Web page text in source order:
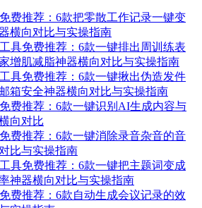
费推荐：6款把零散工作记录一键变
横向对比与实操指南
具免费推荐：6款一键排出周训练表
增肌减脂神器横向对比与实操指南
具免费推荐：6款一键揪出伪造发件
箱安全神器横向对比与实操指南
费推荐：6款一键识别AI生成内容与
向对比
费推荐：6款一键消除录音杂音的音
比与实操指南
具免费推荐：6款一键把主题词变成
神器横向对比与实操指南
费推荐：6款自动生成会议记录的效